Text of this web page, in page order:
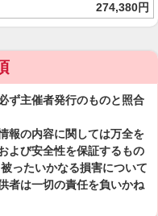
274,380円
ず主催者発行のものと照合
報の内容に関しては万全を
よび安全性を保証するもの
ったいかなる損害について
者は一切の責任を負いかね